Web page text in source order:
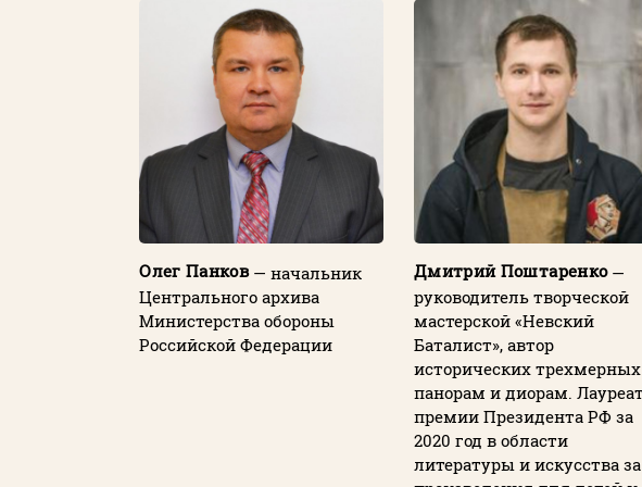
Олег Панков— начальник
Центрального архива
Министерства обороны
Российской Федерации
Дмитрий Поштаренко—
руководитель творческой
мастерской «Невский
Баталист», автор
исторических трехмерных
панорам и диорам.
премии Президента РФ за
2020 год в области
литературы и искусства за